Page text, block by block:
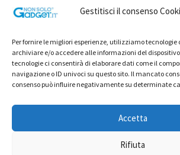
Gestitisci il consenso
Per fornire le migliori esperienze, utilizziamo tecnologie
archiviare e/o accedere alle informazioni del
tecnologie ci consentirà di elaborare dati come il
navigazione o ID univoci su questo sito. Il mancato
consenso può influire negativamente su determinate
Accetta
Rifiuta
Home
Non Solo Gadget
Shop
Contatti
Cookie Policy